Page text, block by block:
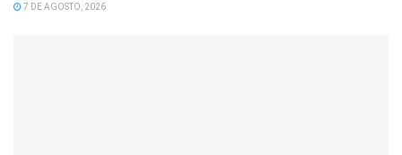
7 DE AGOSTO, 2026